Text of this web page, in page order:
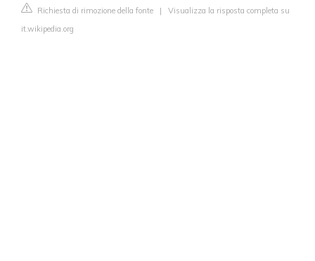
Richiesta di rimozione della fonte | Visualizza la risposta completa su
it.wikipedia.org